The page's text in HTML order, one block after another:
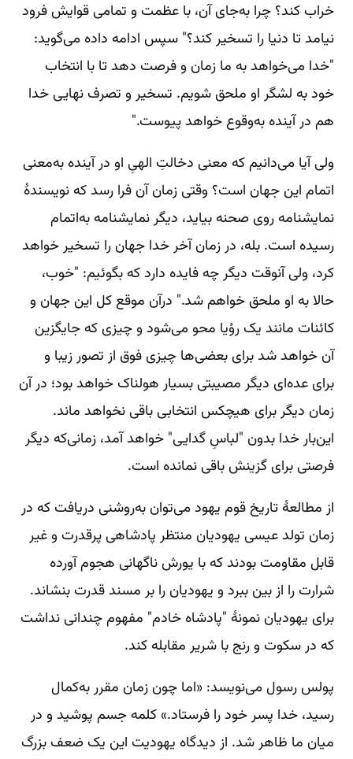
خراب کند؟ چرا به‌جای آن، با عظمت و تمامی قوایش فرود
نیامد تا دنیا را تسخیر کند؟" سپس ادامه داده می‌گوید:
"خدا می‌خواهد به ما زمان و فرصت دهد تا با انتخاب
خود به لشگر او ملحق شویم. تسخیر و تصرف نهایی خدا
هم در آینده به‌وقوع خواهد پیوست."
ولی آیا می‌دانیم که معنی دخالتِ الهیِ او در آینده به‌معنی
اتمام این جهان است؟ وقتی زمان آن فرا رسد که نویسندۀ
نمایشنامه روی صحنه بیاید، دیگر نمایشنامه به‌اتمام
رسیده است. بله، در زمان آخر خدا جهان را تسخیر خواهد
کرد، ولی آنوقت دیگر چه فایده دارد که بگوئیم: "خوب،
حالا به او ملحق خواهم شد." درآن موقع کل این جهان و
کائنات مانند یک رؤیا محو می‌شود و چیزی که جایگزین
آن خواهد شد برای بعضی‌ها چیزی فوق از تصور زیبا و
برای عده‌ای دیگر مصیبتی بسیار هولناک خواهد بود؛ در آن
زمان دیگر برای هیچکس انتخابی باقی نخواهد ماند.
این‌بار خدا بدون "لباسِ گدایی" خواهد آمد، زمانی‌که دیگر
فرصتی برای گزینش باقی نمانده است.
از مطالعۀ تاریخ قوم یهود می‌توان به‌روشنی دریافت که در
زمان تولد عیسی یهودیان منتظر پادشاهی پرقدرت و غیر
قابل ‌مقاومت بودند که با یورش ناگهانی هجوم آورده
شرارت را از بین ببرد و یهودیان را بر مسند قدرت بنشاند.
برای یهودیان نمونۀ "پادشاه خادم" مفهوم چندانی نداشت
که در سکوت و رنج با شریر مقابله کند.
پولس رسول می‌نویسد: «اما چون زمان مقرر به‌کمال
رسید، خدا پسر خود را فرستاد.» کلمه جسم پوشید و در
میان ما ظاهر شد. از دیدگاه یهودیت این یک ضعف بزرگ